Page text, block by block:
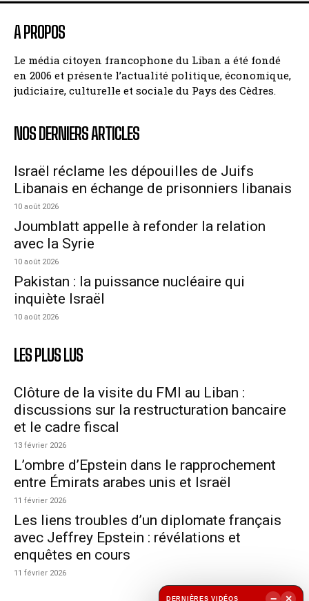
A PROPOS
Le média citoyen francophone du Liban a été fondé
en 2006 et présente l’actualité politique, économique,
judiciaire, culturelle et sociale du Pays des Cèdres.
NOS DERNIERS ARTICLES
Israël réclame les dépouilles de Juifs
Libanais en échange de prisonniers libanais
10 août 2026
Joumblatt appelle à refonder la relation
avec la Syrie
10 août 2026
Pakistan : la puissance nucléaire qui
inquiète Israël
10 août 2026
LES PLUS LUS
Clôture de la visite du FMI au Liban :
discussions sur la restructuration bancaire
et le cadre fiscal
13 février 2026
L’ombre d’Epstein dans le rapprochement
entre Émirats arabes unis et Israël
11 février 2026
Les liens troubles d’un diplomate français
avec Jeffrey Epstein : révélations et
enquêtes en cours
11 février 2026
DERNIÈRES VIDÉOS − ×